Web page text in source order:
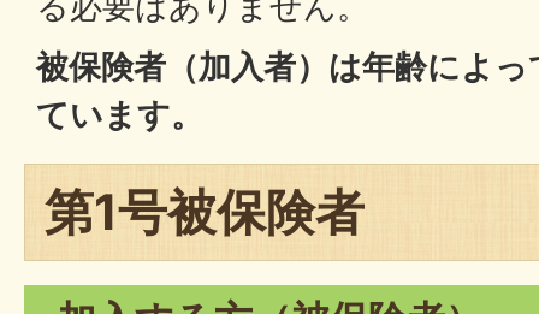
被保険者（加入者）は年齢によ
ています。
第1号被保険者